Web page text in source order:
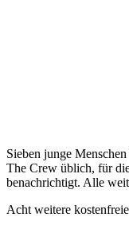
Sieben junge
The Crew üblich, für
benachrichtigt. Alle
Acht weitere